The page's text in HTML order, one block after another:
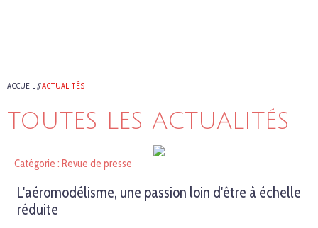
ACCUEIL//ACTUALITÉS
TOUTES LES ACTUALITÉS
Catégorie : Revue de presse
L'aéromodélisme, une passion loin d'être à échelle
réduite